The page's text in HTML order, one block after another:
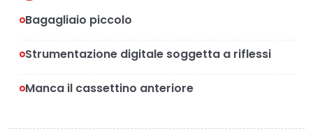
Bagagliaio piccolo
Strumentazione digitale soggetta a riflessi
Manca il cassettino anteriore